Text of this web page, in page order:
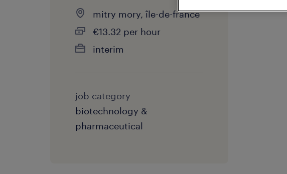
mitry mory, île-de-france
€13.32 per hour
interim
job category
biotechnology &
pharmaceutical